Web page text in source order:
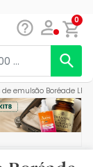
0
emulsão Boréade LP